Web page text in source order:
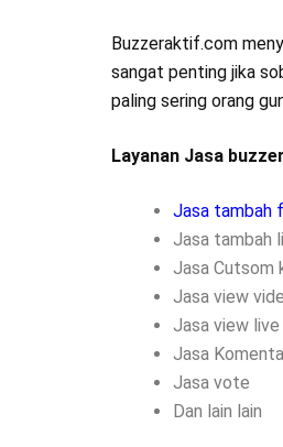
Buzzeraktif.com
sangat penting jika
paling sering orang
Layanan Jasa
Jasa tambah
Jasa tambah
Jasa Cutsom
Jasa view
Jasa view
Jasa
Jasa vote
Dan lain lain